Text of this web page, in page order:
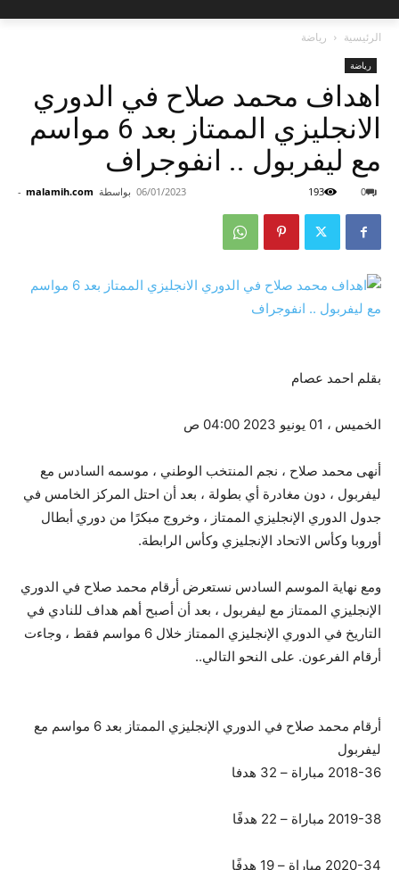
الرئيسية رياضة
رياضة
اهداف محمد صلاح في الدوري
الانجليزي الممتاز بعد 6 مواسم
مع ليفربول .. انفوجراف
بواسطة malamih.com
- 06/01/2023 0
193
بقلم احمد عصام
الخميس ، 01 يونيو 2023 04:00 ص
أنهى محمد صلاح ، نجم المنتخب الوطني ، موسمه السادس مع
ليفربول ، دون مغادرة أي بطولة ، بعد أن احتل المركز الخامس في
جدول الدوري الإنجليزي الممتاز ، وخروج مبكرًا من دوري أبطال
أوروبا وكأس الاتحاد الإنجليزي وكأس الرابطة.
ومع نهاية الموسم السادس نستعرض أرقام محمد صلاح في الدوري
الإنجليزي الممتاز مع ليفربول ، بعد أن أصبح أهم هداف للنادي في
التاريخ في الدوري الإنجليزي الممتاز خلال 6 مواسم فقط ، وجاءت
أرقام الفرعون. على النحو التالي..
أرقام محمد صلاح في الدوري الإنجليزي الممتاز بعد 6 مواسم مع
ليفربول
2018-36 مباراة – 32 هدفا
2019-38 مباراة – 22 هدفًا
2020-34 مباراة – 19 هدفًا